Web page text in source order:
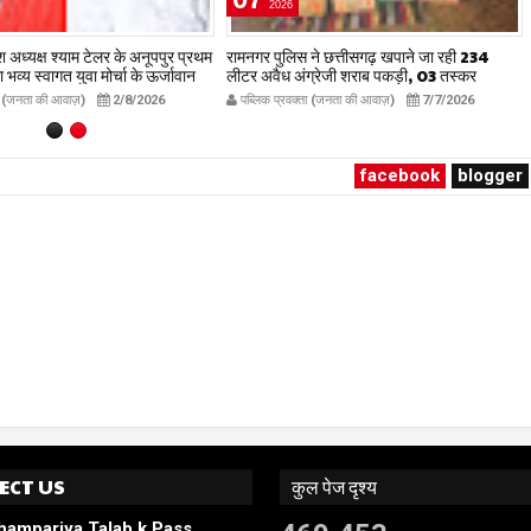
अध्यक्ष श्याम टेलर के अनूपपुर प्रथम
स्वागत युवा मोर्चा के ऊर्जावान
मिश्रा ने सभी युवाओं से सहभागिता
(जनता की आवाज़) 2/8/2026
2026
रामनगर पुलिस ने छत्तीसगढ़ खपाने जा रही 234
लीटर अवैध अंग्रेजी शराब पकड़ी, 03 तस्कर
गिरफ्तार, लग्ज़री इनोवा जब्त
publicpravakta.com
पब्लिक प्रवक्ता (जनता की आवाज़) 7/7/2026
facebook blogger
US कुल पेज दृश्य